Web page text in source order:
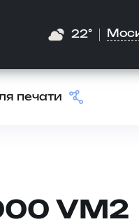
22°
печати
VM2